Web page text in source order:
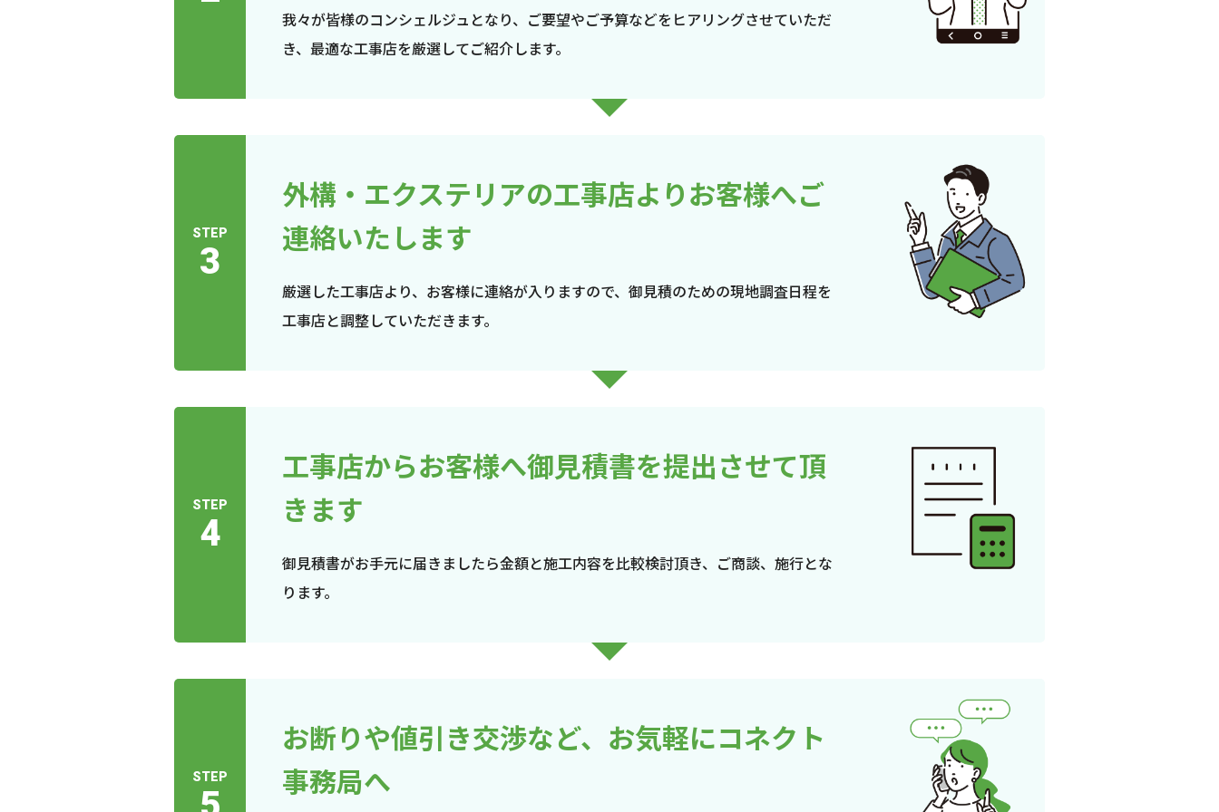
我々が皆様のコンシェルジュとなり、ご要望やご予算などをヒアリングさせていただ
き、最適な工事店を厳選してご紹介します。
STEP
3
外構・エクステリアの工事店よりお客様へご
連絡いたします
厳選した工事店より、お客様に連絡が入りますので、御見積のための現地調査日程を
工事店と調整していただきます。
STEP
4
工事店からお客様へ御見積書を提出させて頂
きます
御見積書がお手元に届きましたら金額と施工内容を比較検討頂き、ご商談、施行とな
ります。
STEP
お断りや値引き交渉など、お気軽にコネクト
事務局へ